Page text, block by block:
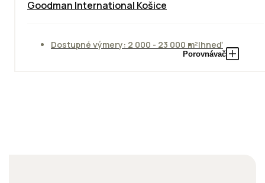
Goodman International Košice
Dostupné výmery: 2 000 - 23 000 m²Ihneď
Porovnávač